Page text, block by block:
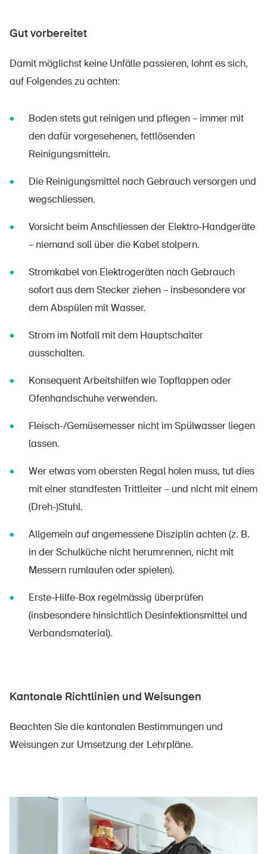
Gut vorbereitet
Damit möglichst keine Unfälle passieren, lohnt es sich,
auf Folgendes zu achten:
Boden stets gut reinigen und pflegen – immer mit
den dafür vorgesehenen, fettlösenden
Reinigungsmitteln.
Die Reinigungsmittel nach Gebrauch versorgen und
wegschliessen.
Vorsicht beim Anschliessen der Elektro-Handgeräte
– niemand soll über die Kabel stolpern.
Stromkabel von Elektrogeräten nach Gebrauch
sofort aus dem Stecker ziehen – insbesondere vor
dem Abspülen mit Wasser.
Strom im Notfall mit dem Hauptschalter
ausschalten.
Konsequent Arbeitshilfen wie Topflappen oder
Ofenhandschuhe verwenden.
Fleisch-/Gemüsemesser nicht im Spülwasser liegen
lassen.
Wer etwas vom obersten Regal holen muss, tut dies
mit einer standfesten Trittleiter – und nicht mit einem
(Dreh-)Stuhl.
Allgemein auf angemessene Disziplin achten (z. B.
in der Schulküche nicht herumrennen, nicht mit
Messern rumlaufen oder spielen).
Erste-Hilfe-Box regelmässig überprüfen
(insbesondere hinsichtlich Desinfektionsmittel und
Verbandsmaterial).
Kantonale Richtlinien und Weisungen
Beachten Sie die kantonalen Bestimmungen und
Weisungen zur Umsetzung der Lehrpläne.